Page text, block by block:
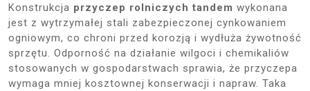
Konstrukcja przyczep rolniczych tandem wykonana
jest z wytrzymałej stali zabezpieczonej cynkowaniem
ogniowym, co chroni przed korozją i wydłuża żywotność
sprzętu. Odporność na działanie wilgoci i chemikaliów
stosowanych w gospodarstwach sprawia, że przyczepa
wymaga mniej kosztownej konserwacji i napraw. Taka